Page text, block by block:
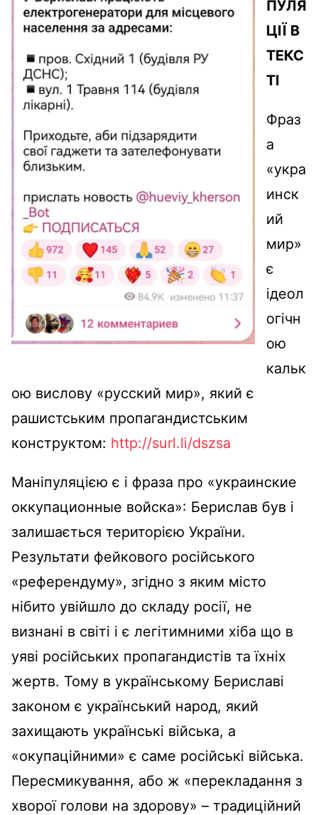
ПУЛЯ
ЦІЇ В
ТЕКС
ТІ
Фраз
а
«укра
инск
ий
мир»
є
ідеол
огічн
ою
кальк
ою вислову «русский мир», який є
рашистським пропагандистським
конструктом: http://surl.li/dszsa
Маніпуляцією є і фраза про «украинские
оккупационные войска»: Берислав був і
залишається територією України.
Результати фейкового російського
«референдуму», згідно з яким місто
нібито увійшло до складу росії, не
визнані в світі і є легітимними хіба що в
уяві російських пропагандистів та їхніх
жертв. Тому в українському Бериславі
законом є український народ, який
захищають українські війська, а
«окупаційними» є саме російські війська.
Пересмикування, або ж «перекладання з
хворої голови на здорову» – традиційний